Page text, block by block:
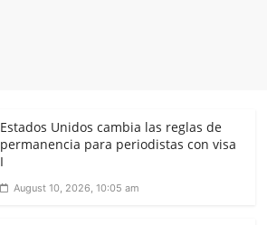
Estados Unidos cambia las reglas de
permanencia para periodistas con visa
I
August 10, 2026, 10:05 am